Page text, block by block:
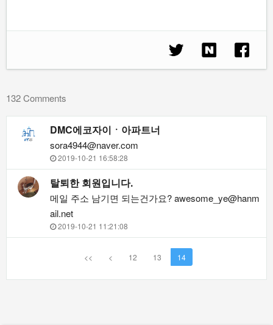
132 Comments
DMC에코자이ㆍ아파트너
sora4944@naver.com
2019-10-21 16:58:28
탈퇴한 회원입니다.
메일 주소 남기면 되는건가요?awesome_ye@hanm
ail.net
2019-10-21 11:21:08
<< < 12 13 14